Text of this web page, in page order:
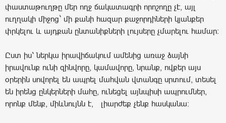
փաստաթուղթը մեր ողջ ճակատագրի որոշողը չէ, այլ
ուղղակի միջոց` մի քանի հազար քաջորդիների կյանքեր
փրկելու և այդքան ընտանիքների լույսերը չմարելու համար:
Ըստ իս՝ ներկա իրավիճակում ամենից առաջ ձայնի
իրավունք ունի զինվորը, կամավորը, նրանք, ովքեր այս
օրերին սովորել են ապրել մահվան վտանգը սրտում, տեսել
են իրենց ընկերների մահը, ունեցել այնպիսի ապրումներ,
որոնք մենք, միևնույնն է, լիարժեք չենք հասկանա: